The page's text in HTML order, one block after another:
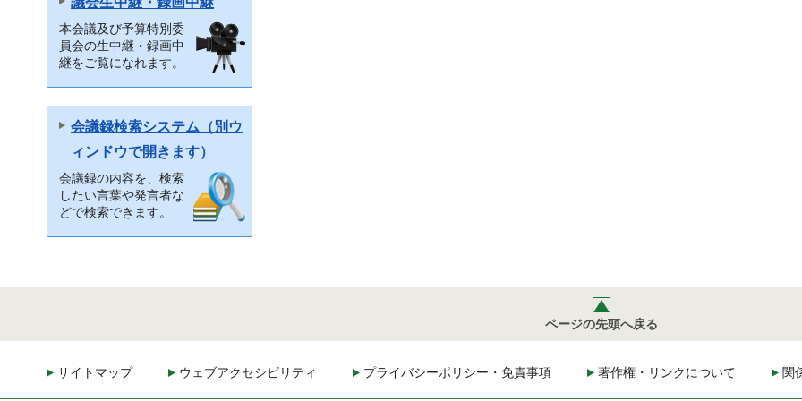
本会議及び予算特別委
員会の生中継・録画中
継をご覧になれます。
会議録検索システム（別ウ
ィンドウで開きます）
会議録の内容を、検索
したい言葉や発言者な
どで検索できます。
ページの先頭へ戻る
サイトマップ ウェブアクセシビリティ プライバシーポリシー・免責事項 著作権・リンクについて 関